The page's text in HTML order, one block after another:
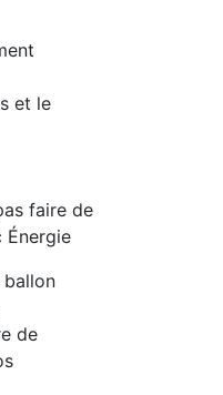
et le
faire de
Énergie
de